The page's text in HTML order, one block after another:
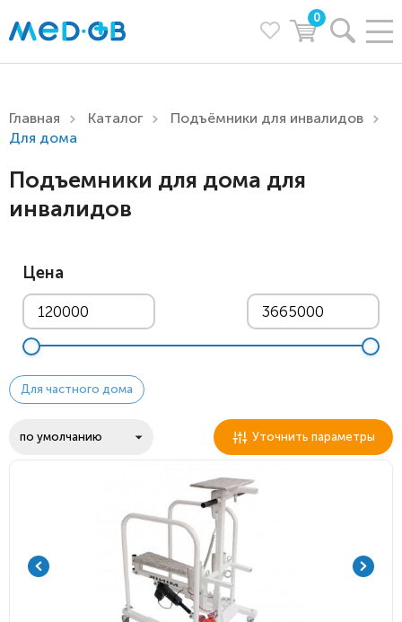
0
Главная Каталог
Подъёмники для инвалидов
Для дома
Подъемники для дома для
инвалидов
Цена
Для частного дома
Уточнить параметры